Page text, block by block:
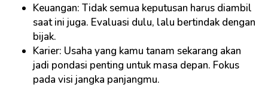
Keuangan: Tidak semua keputusan harus diambil
saat ini juga. Evaluasi dulu, lalu bertindak dengan
bijak.
Karier: Usaha yang kamu tanam sekarang akan
jadi pondasi penting untuk masa depan. Fokus
pada visi jangka panjangmu.